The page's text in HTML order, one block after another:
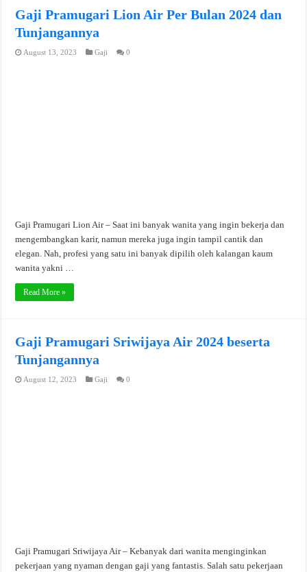
Gaji Pramugari Lion Air Per Bulan 2024 dan
Tunjangannya
August 13, 2023 Gaji 0
Gaji Pramugari Lion Air – Saat ini banyak wanita yang ingin bekerja dan
mengembangkan karir, namun mereka juga ingin tampil cantik dan
elegan. Nah, profesi yang satu ini banyak dipilih oleh kalangan kaum
wanita yakni …
Read More »
Gaji Pramugari Sriwijaya Air 2024 beserta
Tunjangannya
August 12, 2023 Gaji 0
Gaji Pramugari Sriwijaya Air – Kebanyak dari wanita menginginkan
pekerjaan yang nyaman dengan gaji yang fantastis. Salah satu pekerjaan